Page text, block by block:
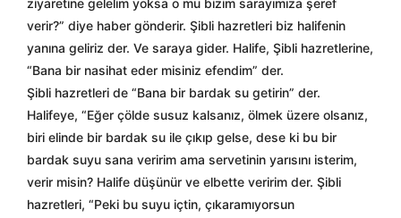
ziyaretine gelelim yoksa o mu bizim sarayımıza şeref
verir?” diye haber gönderir. Şibli hazretleri biz halifenin
yanına geliriz der. Ve saraya gider. Halife, Şibli hazretlerine,
“Bana bir nasihat eder misiniz efendim” der.
Şibli hazretleri de “Bana bir bardak su getirin” der.
Halifeye, “Eğer çölde susuz kalsanız, ölmek üzere olsanız,
biri elinde bir bardak su ile çıkıp gelse, dese ki bu bir
bardak suyu sana veririm ama servetinin yarısını isterim,
verir misin? Halife düşünür ve elbette veririm der. Şibli
hazretleri, “Peki bu suyu içtin, çıkaramıyorsun